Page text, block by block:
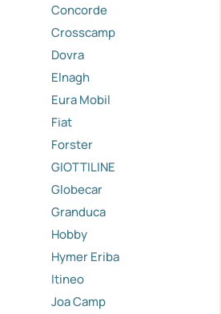
Concorde
Crosscamp
Dovra
Elnagh
Eura Mobil
Fiat
Forster
GIOTTILINE
Globecar
Granduca
Hobby
Hymer Eriba
Itineo
Joa Camp